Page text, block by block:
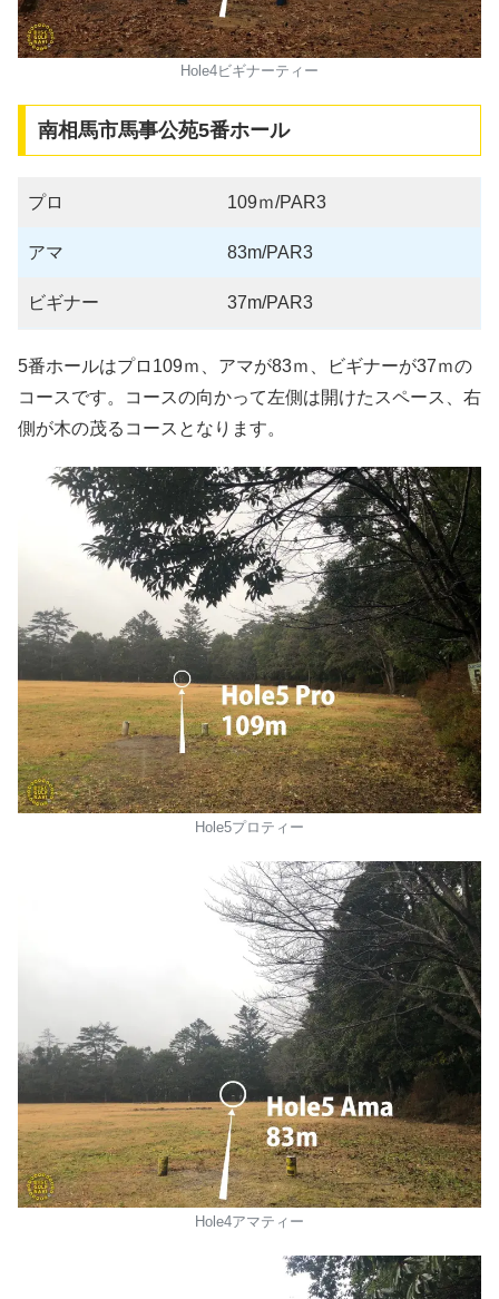
Hole4ビギナーティー
南相馬市馬事公苑5番ホール
プロ 109ｍ/PAR3
アマ 83m/PAR3
ビギナー 37m/PAR3
5番ホールはプロ109ｍ、アマが83ｍ、ビギナーが37ｍの
コースです。コースの向かって左側は開けたスペース、右
側が木の茂るコースとなります。
Hole5プロティー
Hole4アマティー